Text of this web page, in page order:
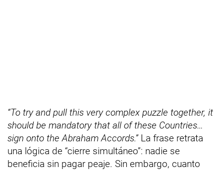
“To try and pull this very complex puzzle together, it
should be mandatory that all of these Countries…
sign onto the Abraham Accords.”La frase retrata
una lógica de “cierre simultáneo”: nadie se
beneficia sin pagar peaje. Sin embargo, cuanto